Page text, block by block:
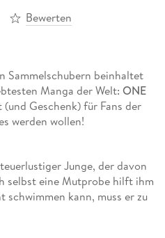
Bewerten
Sammelschubern beinhaltet
Manga der Welt: ONE
Geschenk) für Fans der
werden wollen!
Junge, der davon
selbst eine Mutprobe hilft ihm
kann, muss er zu